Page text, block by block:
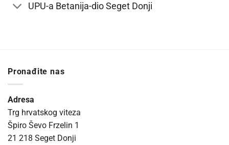
UPU-a Betanija-dio Seget Donji
Pronađite nas
Adresa
Trg hrvatskog viteza
Špiro Ševo Frzelin 1
21 218 Seget Donji